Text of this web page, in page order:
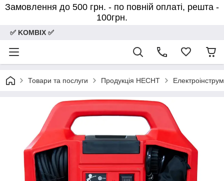
Замовлення до 500 грн. - по повній оплаті, решта -
100грн.
✅ KOMBIX ✅
Товари та послуги Продукція HECHT